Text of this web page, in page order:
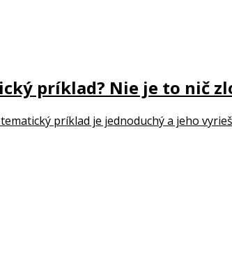
príklad? Nie je to nič
príklad je jednoduchý a jeho